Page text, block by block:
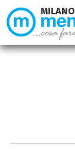
MILANO